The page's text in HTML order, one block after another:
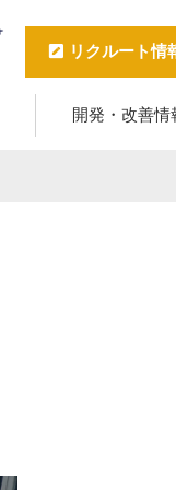
リクルート情
開発・改善情